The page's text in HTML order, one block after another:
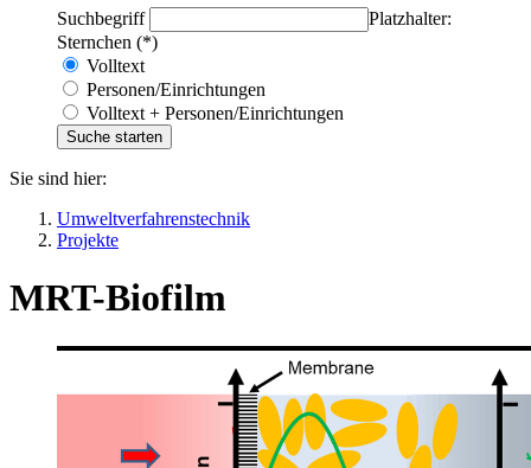
Suchbegriff
Platzhalter:
Sternchen (*)
Volltext
Personen/Einrichtungen
Volltext + Personen/Einrichtungen
Sie sind hier:
Umweltverfahrenstechnik
Projekte
MRT-Biofilm